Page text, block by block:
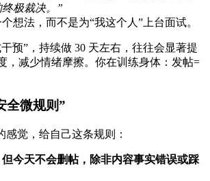
极裁决。”
想法，而不是为“我这个人”上台面试。
预”，持续做 30 天左右，往往会显著提
，减少情绪摩擦。你在训练身体：发帖=
全微规则”
感觉，给自己这条规则：
今天不会删帖，除非内容事实错误或踩